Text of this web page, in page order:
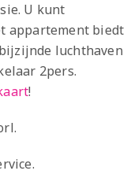
U kunt
appartement biedt
luchthaven
2pers.
!